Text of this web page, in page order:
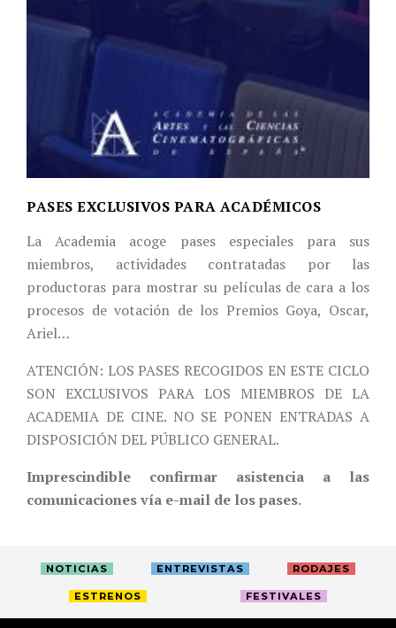
PASES EXCLUSIVOS PARA ACADÉMICOS
La Academia acoge pases especiales para sus
miembros, actividades contratadas por las
productoras para mostrar su películas de cara a los
procesos de votación de los Premios Goya, Oscar,
Ariel…
ATENCIÓN: LOS PASES RECOGIDOS EN ESTE CICLO
SON EXCLUSIVOS PARA LOS MIEMBROS DE LA
ACADEMIA DE CINE. NO SE PONEN ENTRADAS A
DISPOSICIÓN DEL PÚBLICO GENERAL.
Imprescindible confirmar asistencia a las
comunicaciones vía e-mail de los pases.
NOTICIAS ENTREVISTAS RODAJES
ESTRENOS FESTIVALES